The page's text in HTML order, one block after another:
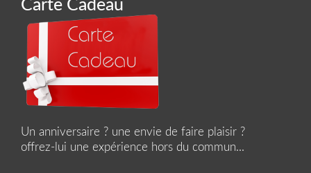
Carte Cadeau
Un anniversaire ? une envie de faire plaisir ?
offrez-lui une expérience hors du commun...